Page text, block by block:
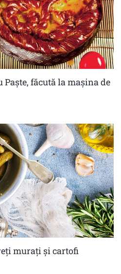
Paște, făcută la mașina de
muraţi şi cartofi